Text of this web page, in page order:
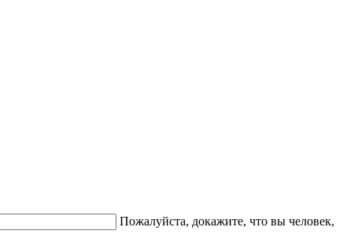
Пожалуйста, докажите, что вы человек,